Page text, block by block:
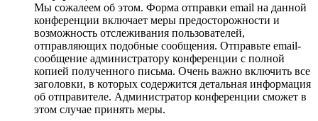
Мы сожалеем об этом. Форма отправки email на данной
конференции включает меры предосторожности и
возможность отслеживания пользователей,
отправляющих подобные сообщения. Отправьте email-
сообщение администратору конференции с полной
копией полученного письма. Очень важно включить все
заголовки, в которых содержится детальная информация
об отправителе. Администратор конференции сможет в
этом случае принять меры.